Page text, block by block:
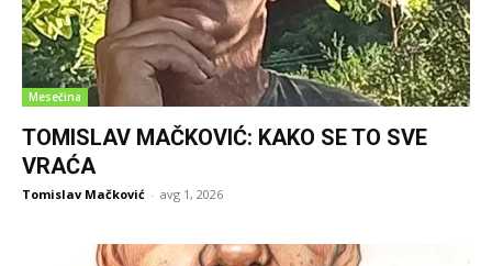
Mesečina
TOMISLAV MAČKOVIĆ: KAKO SE TO SVE
VRAĆA
Tomislav Mačković - avg 1, 2026